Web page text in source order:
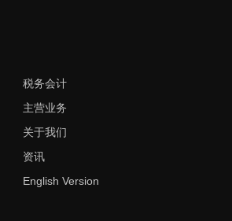
税务会计
主营业务
关于我们
资讯
English Version